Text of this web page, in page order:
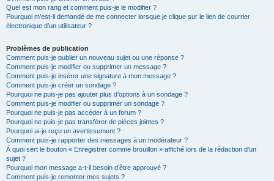
Quel est mon rang et comment puis-je le modifier ?
Pourquoi m’est-il demandé de me connecter lorsque je clique sur le lien de courrier
électronique d’un utilisateur ?
Problèmes de publication
Comment puis-je publier un nouveau sujet ou une réponse ?
Comment puis-je modifier ou supprimer un message ?
Comment puis-je insérer une signature à mon message ?
Comment puis-je créer un sondage ?
Pourquoi ne puis-je pas ajouter plus d’options à un sondage ?
Comment puis-je modifier ou supprimer un sondage ?
Pourquoi ne puis-je pas accéder à un forum ?
Pourquoi ne puis-je pas transférer de pièces jointes ?
Pourquoi ai-je reçu un avertissement ?
Comment puis-je rapporter des messages à un modérateur ?
À quoi sert le bouton « Enregistrer comme brouillon » affiché lors de la rédaction d’un
sujet ?
Pourquoi mon message a-t-il besoin d’être approuvé ?
Comment puis-je remonter mes sujets ?